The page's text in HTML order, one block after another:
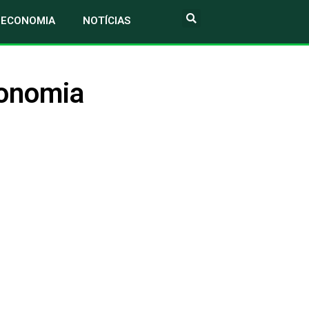
ECONOMIA NOTÍCIAS